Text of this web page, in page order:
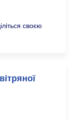
своєю